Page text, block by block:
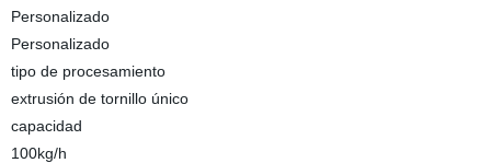
Personalizado
Personalizado
tipo de procesamiento
extrusión de tornillo único
capacidad
100kg/h